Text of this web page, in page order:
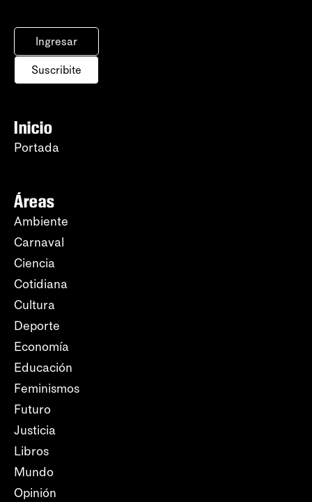
Ingresar
Suscribite
Inicio
Portada
Áreas
Ambiente
Carnaval
Ciencia
Cotidiana
Cultura
Deporte
Economía
Educación
Feminismos
Futuro
Justicia
Libros
Mundo
Opinión